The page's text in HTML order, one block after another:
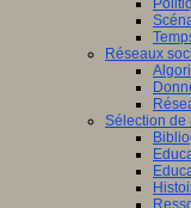
Réseaux
Sélection de